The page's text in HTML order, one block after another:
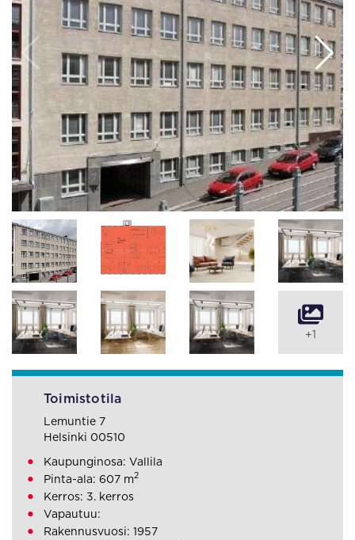
+1
Toimistotila
Lemuntie 7
Helsinki 00510
Kaupunginosa: Vallila
Pinta-ala: 607 m2
Kerros: 3. kerros
Vapautuu:
Rakennusvuosi: 1957